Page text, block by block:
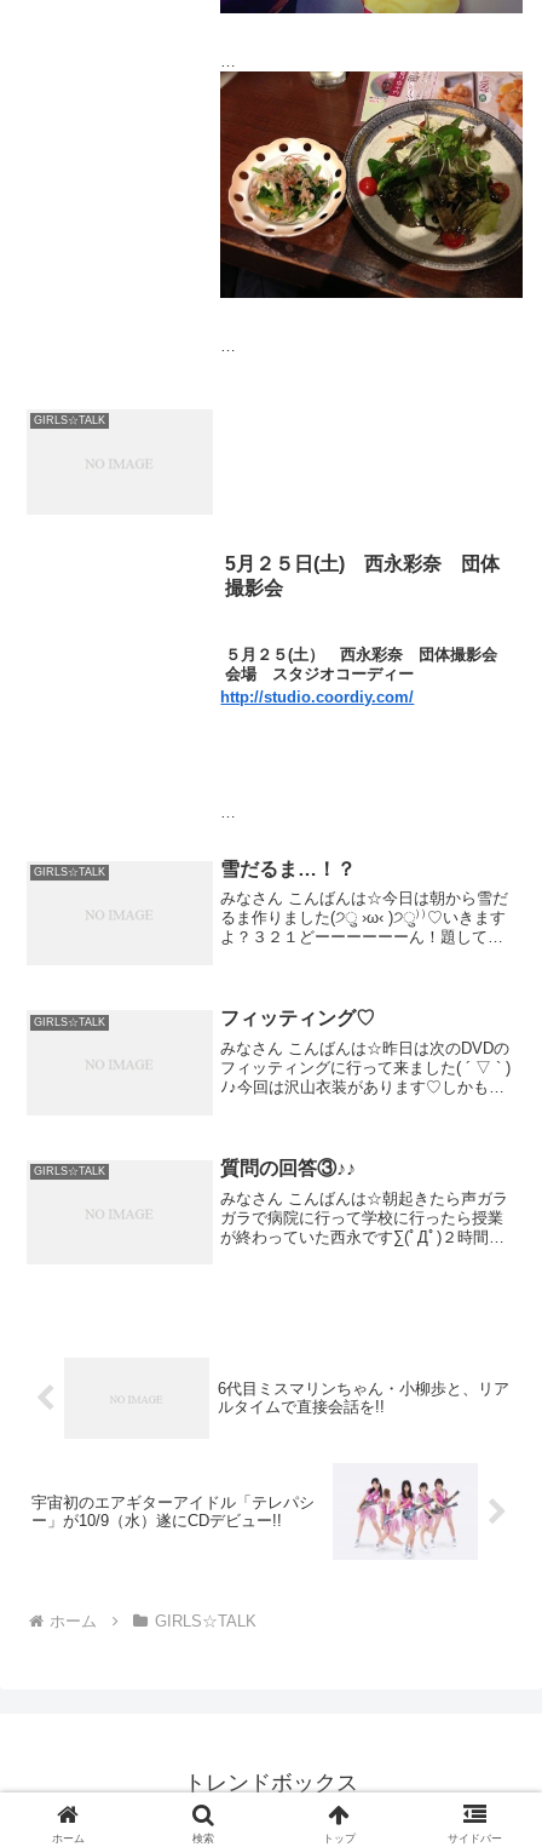
京都で、ご飯たべてきたよ！
明日も一日、がんばります⋆*
GIRLS☆TALK
5月２５日(土) 西永彩奈 団体
撮影会
５月２５(土） 西永彩奈 団体撮影会
会場 スタジオコーディー
http://studio.coordiy.com/
入っています。そのデイリーとマックの間
進んで左手にスタジオが見えてきます
GIRLS☆TALK 雪だるま…！？
みなさん こんばんは☆今日は朝から雪だ
るま作りました(੭ु ›ω‹ )੭ु⁾⁾♡いきます
よ？３２１どーーーーーーん！題して
GIRLS☆TALK フィッティング♡
みなさん こんばんは☆昨日は次のDVDの
フィッティングに行って来ました( ´ ▽ ` )
ﾉ♪今回は沢山衣装があります♡しかも全
GIRLS☆TALK 質問の回答③♪♪
みなさん こんばんは☆朝起きたら声ガラ
ガラで病院に行って学校に行ったら授業
が終わっていた西永です∑(ﾟДﾟ)２時間目
6代目ミスマリンちゃん・小柳歩と、リア
ルタイムで直接会話を!!
宇宙初のエアギターアイドル「テレパシ
ー」が10/9（水）遂にCDデビュー!!
ホーム GIRLS☆TALK
トレンドボックス
© 2010 トレンドボックス.
ホーム 検索 トップ サイドバー